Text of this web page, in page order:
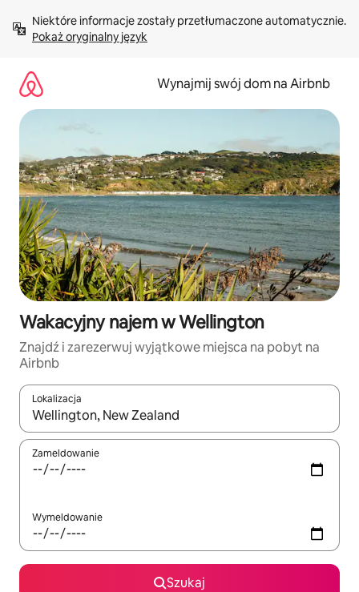
treści Pokaż oryginalny język
Wynajmij swój dom na Airbnb
Wakacyjny najem w Wellington
Znajdź i zarezerwuj wyjątkowe miejsca na pobyt na
Airbnb
Lokalizacja
Gdy wyniki będą dostępne, możesz poruszać się po nich za
Zameldowanie
Wymeldowanie
Szukaj